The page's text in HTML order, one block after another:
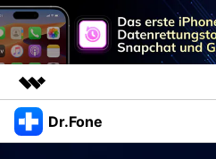
Top-Produkte
Dr.Fone